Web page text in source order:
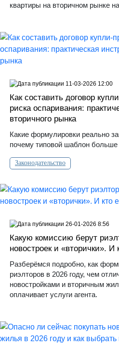
квартиры на вторичном рынке
Как составить договор
риска оспаривания:
вторичного рынка
Какие формулировки реально
почему типовой шаблон больше
Законодательство
11-03-2026 12:00
Какую комиссию берут
новостроек и «вторички». И
Разберёмся подробно, как
риэлторов в 2026 году, чем
новостройками и вторичным
оплачивает услуги агента.
26-01-2026 8:56